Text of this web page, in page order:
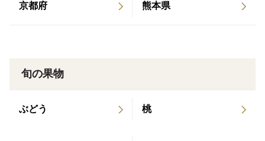
京都府 熊本県
旬の果物
ぶどう 桃